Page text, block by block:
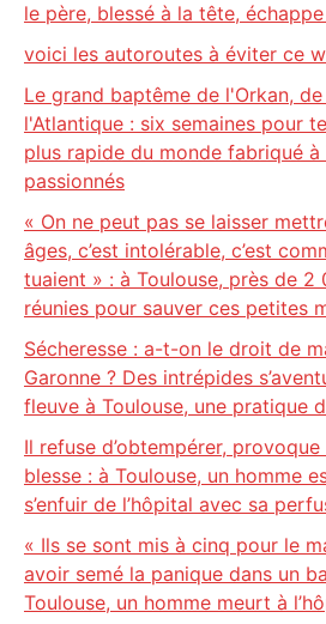
le père, blessé à la tête,
voici les autoroutes à éviter ce
Le grand baptême de l'Orkan,
l'Atlantique : six semaines pour
plus rapide du monde fabriqué à
passionnés
« On ne peut pas se laisser
âges, c’est intolérable, c’est
tuaient » : à Toulouse, près de 2
réunies pour sauver ces petites
Sécheresse : a-t-on le droit de
Garonne ? Des intrépides
fleuve à Toulouse, une pratique
Il refuse d’obtempérer,
blesse : à Toulouse, un homme
s’enfuir de l’hôpital avec sa
« Ils se sont mis à cinq pour le
avoir semé la panique dans un
Toulouse, un homme meurt à